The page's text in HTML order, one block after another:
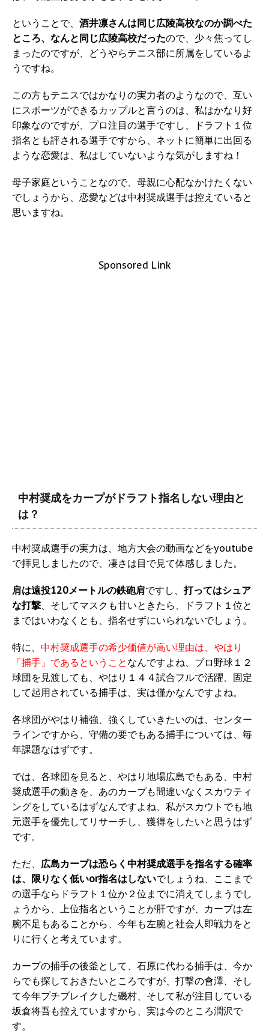
ということで、 酒井凛さんは同じ広陵高校なのか調べた
ところ、なんと同じ広陵高校だったので、少々焦ってし
まったのですが、どうやらテニス部に所属をしているよ
うですね。
この方もテニスではかなりの実力者のようなので、互い
にスポーツができるカップルと言うのは、私はかなり好
印象なのですが、プロ注目の選手ですし、ドラフト１位
指名とも評される選手ですから、ネットに簡単に出回る
ような恋愛は、私はしていないような気がしますね！
母子家庭ということなので、母親に心配なかけたくない
でしょうから、恋愛などは中村奨成選手は控えていると
思いますね。
Sponsored Link
中村奨成をカープがドラフト指名しない理由と
は？
中村奨成選手の実力は、地方大会の動画などをyoutube
で拝見しましたので、凄さは目で見て体感しました。
肩は遠投120メートルの鉄砲肩ですし、打ってはシュア
な打撃、そしてマスクも甘いときたら、ドラフト１位と
まではいわなくとも、指名せずにいられないでしょう。
特に、 中村奨成選手の希少価値が高い理由は、やはり
「捕手」であるということ なんですよね、プロ野球１２
球団を見渡しても、やはり１４４試合フルで活躍、固定
して起用されている捕手は、実は僅かなんですよね。
各球団がやはり補強、強くしていきたいのは、センター
ラインですから、守備の要でもある捕手については、毎
年課題なはずです。
では、各球団を見ると、やはり地場広島でもある、中村
奨成選手の動きを、あのカープも間違いなくスカウティ
ングをしているはずなんですよね、私がスカウトでも地
元選手を優先してリサーチし、獲得をしたいと思うはず
です。
ただ、 広島カープは恐らく中村奨成選手を指名する確率
は、限りなく低いor指名はしないでしょうね、ここまで
の選手ならドラフト１位か２位までに消えてしまうでし
ょうから、上位指名ということが肝ですが、カープは左
腕不足もあることから、今年も左腕と社会人即戦力をと
りに行くと考えています。
カープの捕手の後釜として、石原に代わる捕手は、今か
らでも探しておきたいところですが、打撃の會澤、そし
て今年プチブレイクした磯村、そして私が注目している
坂倉将吾も控えていますから、実は今のところ潤沢で
す。